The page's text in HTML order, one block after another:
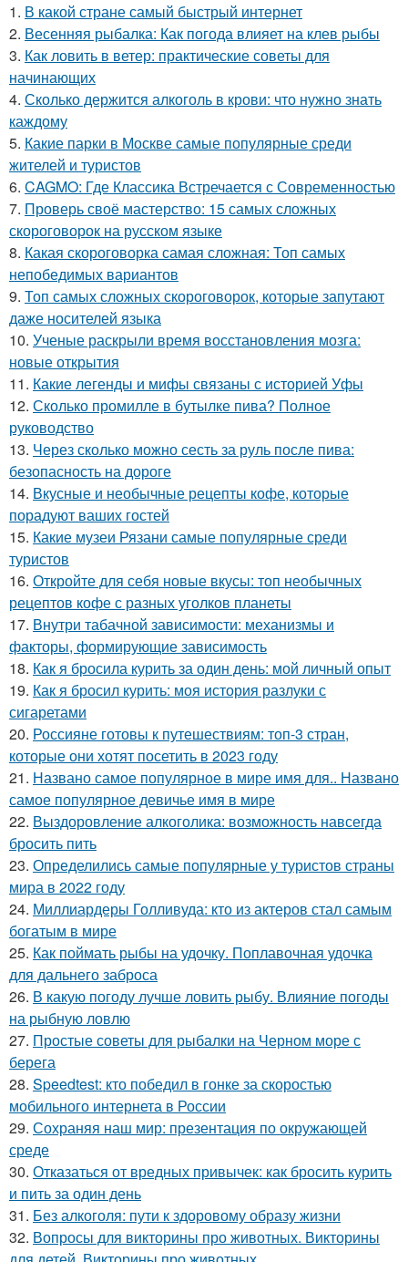
1. В какой стране самый быстрый интернет
2. Весенняя рыбалка: Как погода влияет на клев рыбы
3. Как ловить в ветер: практические советы для
начинающих
4. Сколько держится алкоголь в крови: что нужно знать
каждому
5. Какие парки в Москве самые популярные среди
жителей и туристов
6. CAGMO: Где Классика Встречается с Современностью
7. Проверь своё мастерство: 15 самых сложных
скороговорок на русском языке
8. Какая скороговорка самая сложная: Топ самых
непобедимых вариантов
9. Топ самых сложных скороговорок, которые запутают
даже носителей языка
10. Ученые раскрыли время восстановления мозга:
новые открытия
11. Какие легенды и мифы связаны с историей Уфы
12. Сколько промилле в бутылке пива? Полное
руководство
13. Через сколько можно сесть за руль после пива:
безопасность на дороге
14. Вкусные и необычные рецепты кофе, которые
порадуют ваших гостей
15. Какие музеи Рязани самые популярные среди
туристов
16. Откройте для себя новые вкусы: топ необычных
рецептов кофе с разных уголков планеты
17. Внутри табачной зависимости: механизмы и
факторы, формирующие зависимость
18. Как я бросила курить за один день: мой личный опыт
19. Как я бросил курить: моя история разлуки с
сигаретами
20. Россияне готовы к путешествиям: топ-3 стран,
которые они хотят посетить в 2023 году
21. Названо самое популярное в мире имя для.. Названо
самое популярное девичье имя в мире
22. Выздоровление алкоголика: возможность навсегда
бросить пить
23. Определились самые популярные у туристов страны
мира в 2022 году
24. Миллиардеры Голливуда: кто из актеров стал самым
богатым в мире
25. Как поймать рыбы на удочку. Поплавочная удочка
для дальнего заброса
26. В какую погоду лучше ловить рыбу. Влияние погоды
на рыбную ловлю
27. Простые советы для рыбалки на Черном море с
берега
28. Speedtest: кто победил в гонке за скоростью
мобильного интернета в России
29. Сохраняя наш мир: презентация по окружающей
среде
30. Отказаться от вредных привычек: как бросить курить
и пить за один день
31. Без алкоголя: пути к здоровому образу жизни
32. Вопросы для викторины про животных. Викторины